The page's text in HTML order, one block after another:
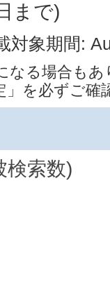
まで)
対象期間:
なる場合もあ
を必ずご確
検索数)